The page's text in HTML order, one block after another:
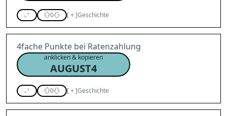
0 [+]Geschichte
4fache Punkte bei Ratenzahlung
anklicken & kopieren
AUGUST4
0 [+]Geschichte